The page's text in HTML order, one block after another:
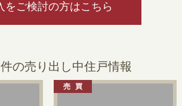
をご検討の方はこちら
の売り出し中住戸情報